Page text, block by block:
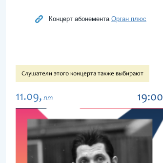
Концерт абонемента Орган плюс
Слушатели этого концерта также выбирают
11.09, пт 19:00